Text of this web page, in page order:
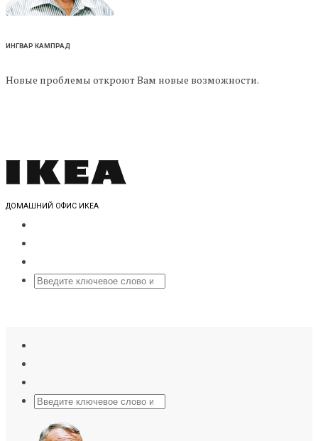
ИНГВАР КАМПРАД
Новые проблемы откроют Вам новые возможности.
ДОМАШНИЙ ОФИС ИКЕА